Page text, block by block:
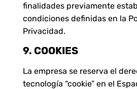
finalidades previamente
condiciones definidas en la
Privacidad.
9. COOKIES
La empresa se reserva el
tecnología “cookie” en el